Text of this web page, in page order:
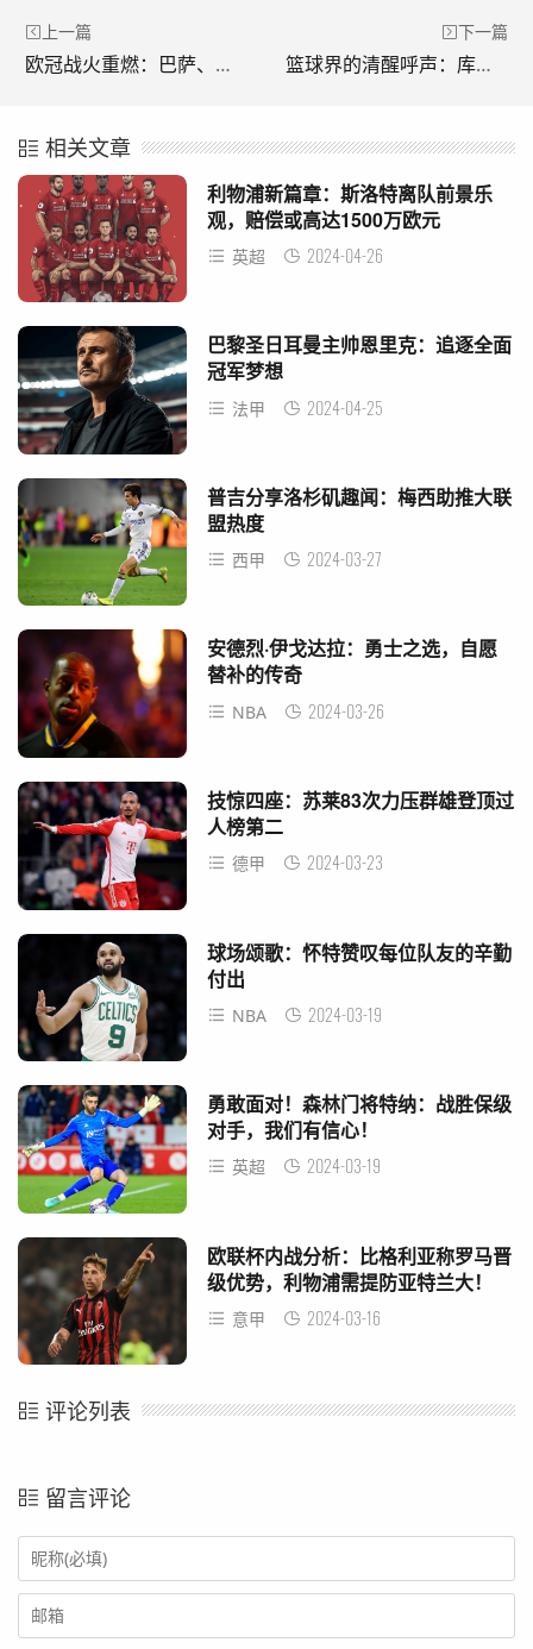
上一篇
欧冠战火重燃：巴萨、阿森纳客场争霸，先机成关键
下一篇
篮球界的清醒呼声：库里无辜，责任在于那些错失自我定位的模仿者
相关文章
利物浦新篇章：斯洛特离队前景乐
观，赔偿或高达1500万欧元
英超 2024-04-26
巴黎圣日耳曼主帅恩里克：追逐全面
冠军梦想
法甲 2024-04-25
普吉分享洛杉矶趣闻：梅西助推大联
盟热度
西甲 2024-03-27
安德烈·伊戈达拉：勇士之选，自愿
替补的传奇
NBA 2024-03-26
技惊四座：苏莱83次力压群雄登顶过
人榜第二
德甲 2024-03-23
球场颂歌：怀特赞叹每位队友的辛勤
付出
NBA 2024-03-19
勇敢面对！森林门将特纳：战胜保级
对手，我们有信心！
英超 2024-03-19
欧联杯内战分析：比格利亚称罗马晋
级优势，利物浦需提防亚特兰大！
意甲 2024-03-16
评论列表
留言评论